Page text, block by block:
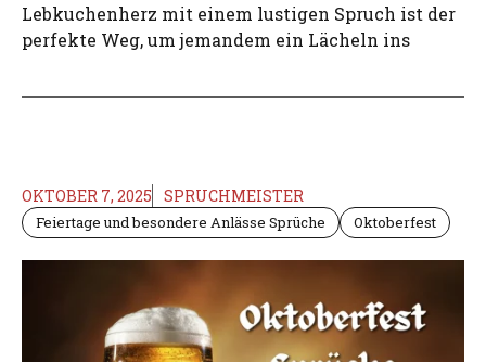
Lebkuchenherz mit einem lustigen Spruch ist der
perfekte Weg, um jemandem ein Lächeln ins
OKTOBER 7, 2025 SPRUCHMEISTER
Feiertage und besondere Anlässe Sprüche Oktoberfest